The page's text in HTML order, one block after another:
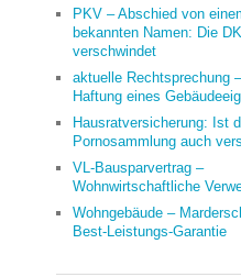
PKV – Abschied von
bekannten Namen: Die
verschwindet
aktuelle Rechtsprechung
Haftung eines
Hausratversicherung: Ist
Pornosammlung auch
VL-Bausparvertrag –
Wohnwirtschaftliche
Wohngebäude –
Best-Leistungs-Garantie